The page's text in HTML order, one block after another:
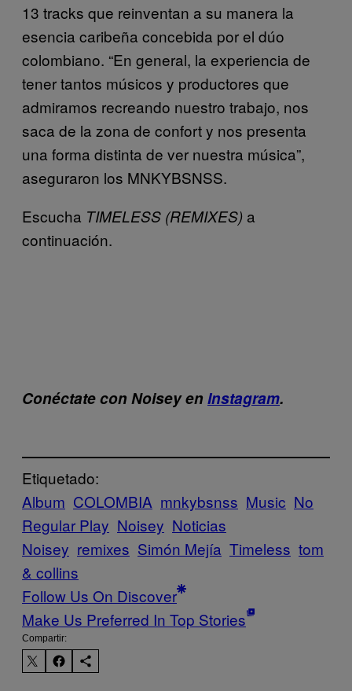
13 tracks que reinventan a su manera la
esencia caribeña concebida por el dúo
colombiano. “En general, la experiencia de
tener tantos músicos y productores que
admiramos recreando nuestro trabajo, nos
saca de la zona de confort y nos presenta
una forma distinta de ver nuestra música”,
aseguraron los MNKYBSNSS.
Escucha TIMELESS (REMIXES) a
continuación.
Conéctate con Noisey en Instagram.
Etiquetado:
Album COLOMBIA mnkybsnss Music No
Regular Play Noisey Noticias
Noisey remixes Simón Mejía Timeless tom
& collins
Follow Us On Discover
Make Us Preferred In Top Stories
Compartir: